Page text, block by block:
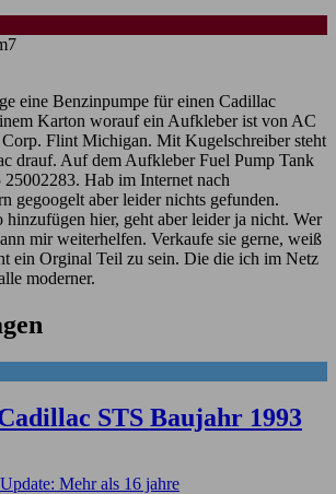
eine Benzinpumpe für einen Cadillac
Karton worauf ein Aufkleber ist von AC
Flint Michigan. Mit Kugelschreiber steht
drauf. Auf dem Aufkleber Fuel Pump Tank
Hab im Internet nach
gegoogelt aber leider nichts gefunden.
hinzufügen hier, geht aber leider ja nicht. Wer
mir weiterhelfen. Verkaufe sie gerne, weiß
ein Orginal Teil zu sein. Die die ich im Netz
moderner.
STS Baujahr 1993
Mehr als 16 jahre